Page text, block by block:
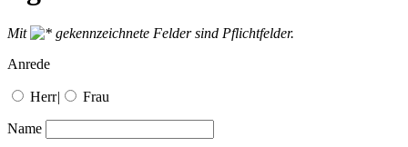
Mit
gekennzeichnete Felder sind Pflichtfelder.
Anrede
Herr| Frau
Name